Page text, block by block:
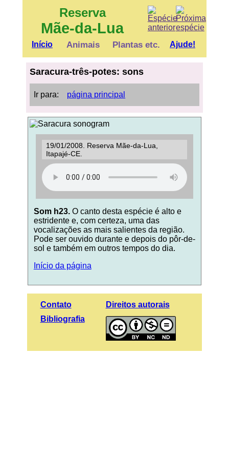
Reserva
Mãe-da-Lua
Início Animais Plantas etc. Ajude!
Saracura-três-potes: sons
Ir para: página principal
19/01/2008. Reserva Mãe-da-Lua,
Itapajé-CE.
Som h23.O canto desta espécie é alto e
estridente e, com certeza, uma das
vocalizações as mais salientes da região.
Pode ser ouvido durante e depois do pôr-de-
sol e também em outros tempos do dia.
Início da página
Contato
Bibliografia
Direitos autorais